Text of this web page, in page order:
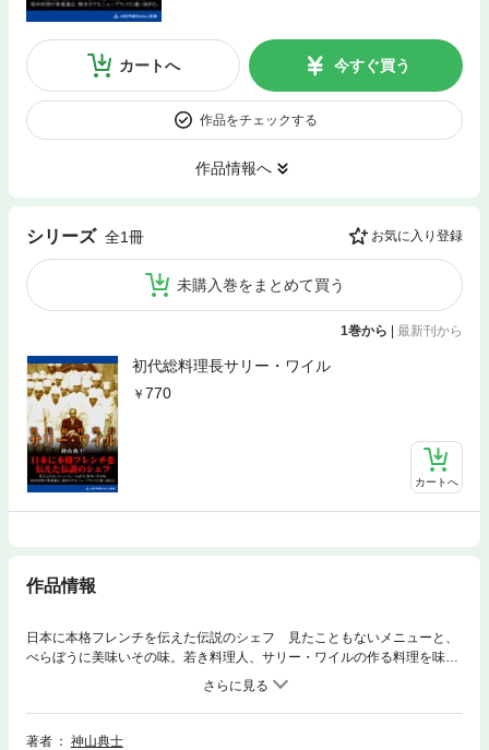
カートへ 今すぐ買う
作品をチェックする
作品情報へ
シリーズ 全1冊 お気に入り登録
未購入巻をまとめて買う
1巻から 最新刊から
初代総料理長サリー・ワイル
770
カートへ
作品情報
日本に本格フレンチを伝えた伝説のシェフ 見たこともないメニューと、
べらぼうに美味いその味。若き料理人、サリー・ワイルの作る料理を味わ
おうと、昭和初期の食通達は、横浜のホテルニューグランドに通い詰め
た。 サリー・ワイルの下から多くの弟子が巣立っていった。ホテルオー
クラの小野正吉、東京プリンスホテルの木沢武男、日活ホテルの馬場
久……。現在の、日本フレンチの絢爛は、彼の生み出す革命的な料理が育
著者
神山典士